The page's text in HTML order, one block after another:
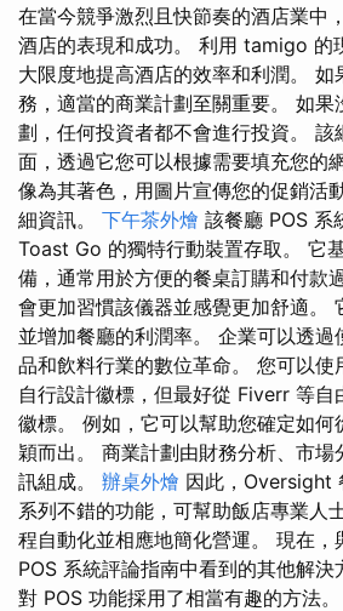
在當今競爭激烈且快節奏的酒店業中
酒店的表現和成功。 利用 tamigo 的
大限度地提高酒店的效率和利潤。 如
務，適當的商業計劃至關重要。 如果
劃，任何投資者都不會進行投資。 該
面，透過它您可以根據需要填充您的
像為其著色，用圖片宣傳您的促銷活
細資訊。 下午茶外燴 該餐廳 POS 系
Toast Go 的獨特行動裝置存取。 它
備，通常用於方便的餐桌訂購和付款
會更加習慣該儀器並感覺更加舒適。
並增加餐廳的利潤率。 企業可以透過
品和飲料行業的數位革命。 您可以
自行設計徽標，但最好從 Fiverr 等自
徽標。 例如，它可以幫助您確定如何
穎而出。 商業計劃由財務分析、市場
訊組成。 辦桌外燴 因此，Oversight
系列不錯的功能，可幫助飯店專業人
程自動化並相應地簡化營運。 現在，
POS 系統評論指南中看到的其他解
對 POS 功能採用了相當有趣的方法